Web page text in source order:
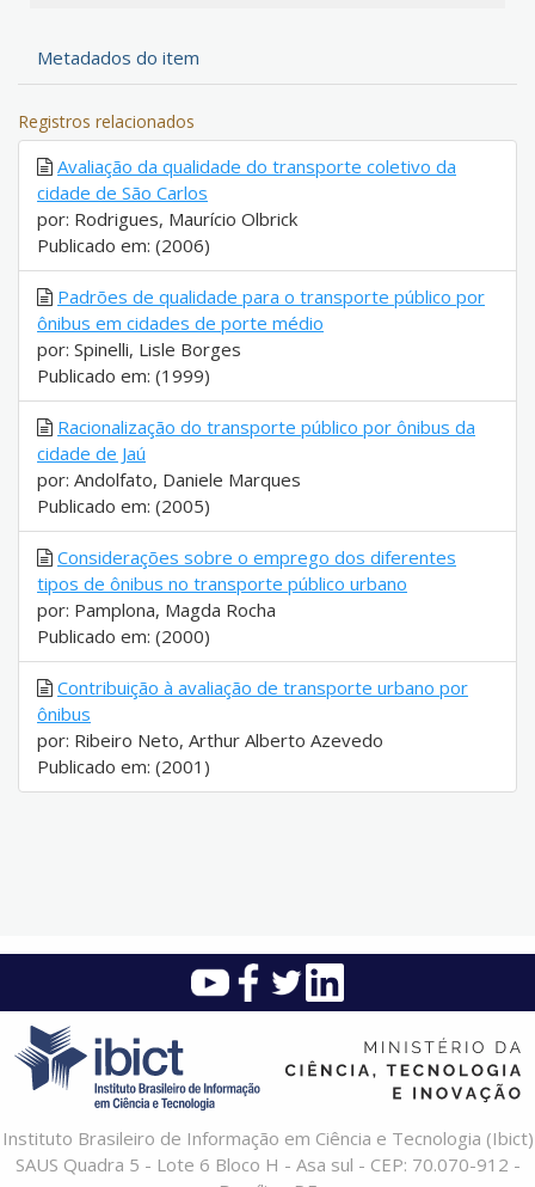
Metadados do item
Registros relacionados
Avaliação da qualidade do transporte coletivo da
cidade de São Carlos
por: Rodrigues, Maurício Olbrick
Publicado em: (2006)
Padrões de qualidade para o transporte público por
ônibus em cidades de porte médio
por: Spinelli, Lisle Borges
Publicado em: (1999)
Racionalização do transporte público por ônibus da
cidade de Jaú
por: Andolfato, Daniele Marques
Publicado em: (2005)
Considerações sobre o emprego dos diferentes
tipos de ônibus no transporte público urbano
por: Pamplona, Magda Rocha
Publicado em: (2000)
Contribuição à avaliação de transporte urbano por
ônibus
por: Ribeiro Neto, Arthur Alberto Azevedo
Publicado em: (2001)
Instituto Brasileiro de Informação em Ciência e Tecnologia (Ibict)
SAUS Quadra 5 - Lote 6 Bloco H - Asa sul - CEP: 70.070-912 -